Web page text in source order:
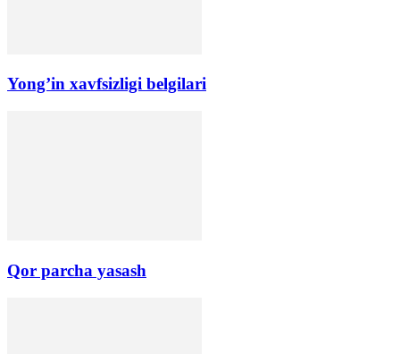
Yong’in xavfsizligi belgilari
Qor parcha yasash